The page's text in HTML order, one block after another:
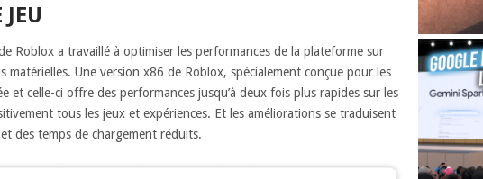
Roblox a travaillé à optimiser les performances de la plateforme sur
matérielles. Une version x86 de Roblox, spécialement conçue pour les
et celle-ci offre des performances jusqu’à deux fois plus rapides sur les
tous les jeux et expériences. Et les améliorations se traduisent
des temps de chargement réduits.